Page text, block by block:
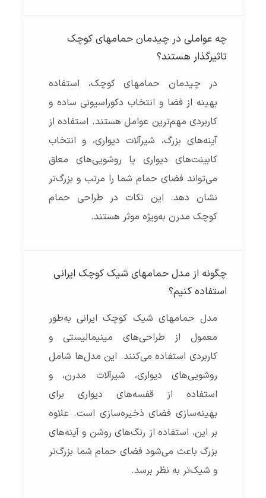
چه عواملی در چیدمان حمامهای کوچک
تاثیرگذار هستند؟
در چیدمان حمامهای کوچک، استفاده
بهینه از فضا و انتخاب دکوراسیونی ساده و
کاربردی مهم‌ترین عوامل هستند. استفاده از
آینه‌های بزرگ، شیرآلات دیواری، و انتخاب
کابینت‌های دیواری یا روشویی‌های معلق
می‌تواند فضای حمام شما را مرتب و بزرگ‌تر
نشان دهد. این نکات در طراحی حمام
کوچک مدرن به‌ویژه موثر هستند.
چگونه از مدل حمامهای شیک کوچک ایرانی
استفاده کنیم؟
مدل حمامهای شیک کوچک ایرانی به‌طور
معمول از طراحی‌های مینیمالیستی و
کاربردی استفاده می‌کنند. این مدل‌ها شامل
روشویی‌های دیواری، شیرآلات مدرن، و
استفاده از قفسه‌های دیواری برای
بهینه‌سازی فضای ذخیره‌سازی است. علاوه
بر این، استفاده از رنگ‌های روشن و آینه‌های
بزرگ باعث می‌شود فضای حمام شما بزرگ‌تر
و شیک‌تر به نظر برسد.